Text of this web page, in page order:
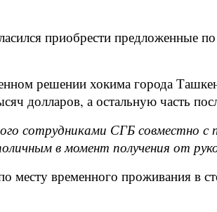
приобрести предложенные
решении хокима города
долларов, а остальную часть
сотрудниками СГБ совместно
в момент получения от
месту временного проживания в